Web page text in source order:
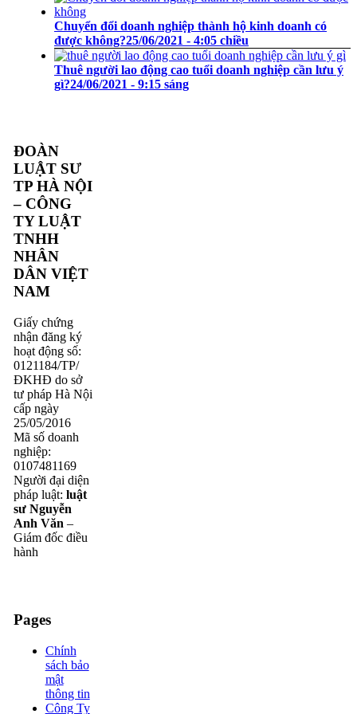
Chuyển đổi doanh nghiệp thành hộ kinh doanh có
được không?25/06/2021 - 4:05 chiều
Thuê người lao động cao tuổi doanh nghiệp cần lưu ý
gì?24/06/2021 - 9:15 sáng
ĐOÀN
LUẬT SƯ
TP HÀ NỘI
– CÔNG
TY LUẬT
TNHH
NHÂN
DÂN VIỆT
NAM
Giấy chứng
nhận đăng ký
hoạt động số:
0121184/TP/
ĐKHĐ do sở
tư pháp Hà Nội
cấp ngày
25/05/2016
Mã số doanh
nghiệp:
0107481169
Người đại diện
pháp luật: luật
sư Nguyễn
Anh Văn –
Giám đốc điều
hành
Pages
Chính
sách bảo
mật
thông tin
Công Ty